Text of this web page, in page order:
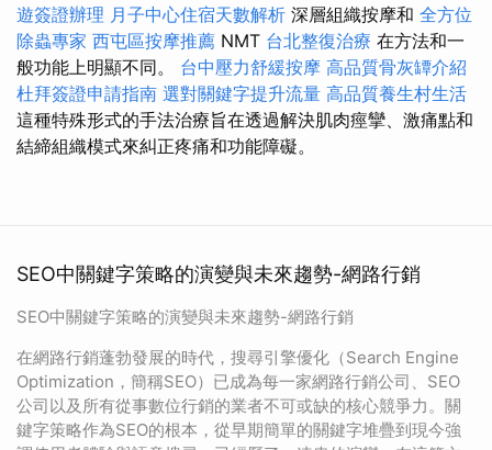
遊簽證辦理 月子中心住宿天數解析 深層組織按摩和 全方位
除蟲專家 西屯區按摩推薦 NMT 台北整復治療 在方法和一
般功能上明顯不同。 台中壓力舒緩按摩 高品質骨灰罈介紹
杜拜簽證申請指南 選對關鍵字提升流量 高品質養生村生活
這種特殊形式的手法治療旨在透過解決肌肉痙攣、激痛點和
結締組織模式來糾正疼痛和功能障礙。
SEO中關鍵字策略的演變與未來趨勢-網路行銷
SEO中關鍵字策略的演變與未來趨勢-網路行銷
在網路行銷蓬勃發展的時代，搜尋引擎優化（Search Engine
Optimization，簡稱SEO）已成為每一家網路行銷公司、SEO
公司以及所有從事數位行銷的業者不可或缺的核心競爭力。關
鍵字策略作為SEO的根本，從早期簡單的關鍵字堆疊到現今強